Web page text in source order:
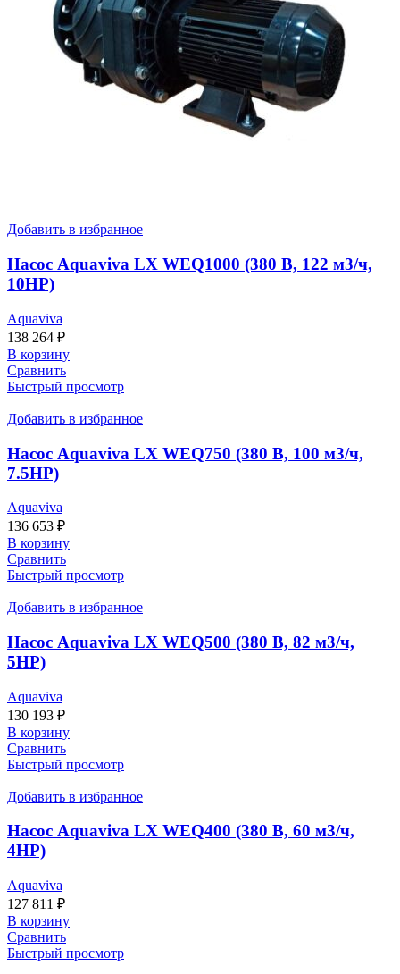
Добавить в избранное
Насос Aquaviva LX WEQ1000 (380 В, 122 м3/ч,
10HP)
Aquaviva
138 264 ₽
В корзину
Сравнить
Быстрый просмотр
Добавить в избранное
Насос Aquaviva LX WEQ750 (380 В, 100 м3/ч,
7.5HP)
Aquaviva
136 653 ₽
В корзину
Сравнить
Быстрый просмотр
Добавить в избранное
Насос Aquaviva LX WEQ500 (380 В, 82 м3/ч,
5HP)
Aquaviva
130 193 ₽
В корзину
Сравнить
Быстрый просмотр
Добавить в избранное
Насос Aquaviva LX WEQ400 (380 В, 60 м3/ч,
4HP)
Aquaviva
127 811 ₽
В корзину
Сравнить
Быстрый просмотр